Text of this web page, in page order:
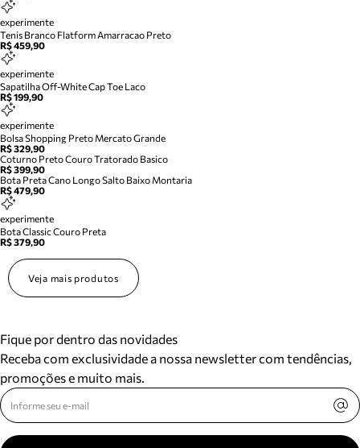
experimente
Tenis Branco Flatform Amarracao Preto
R$ 459,90
experimente
Sapatilha Off-White Cap Toe Laco
R$ 199,90
experimente
Bolsa Shopping Preto Mercato Grande
R$ 329,90
Coturno Preto Couro Tratorado Basico
R$ 399,90
Bota Preta Cano Longo Salto Baixo Montaria
R$ 479,90
experimente
Bota Classic Couro Preta
R$ 379,90
Veja mais produtos
Fique por dentro das novidades
Receba com exclusividade a nossa newsletter com tendências,
promoções e muito mais.